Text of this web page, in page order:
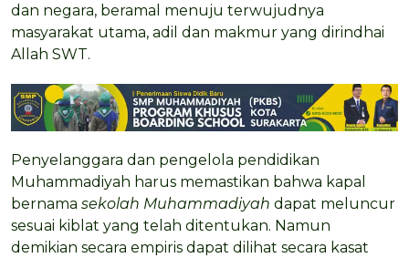
dan negara, beramal menuju terwujudnya
masyarakat utama, adil dan makmur yang dirindhai
Allah SWT.
Penyelanggara dan pengelola pendidikan
Muhammadiyah harus memastikan bahwa kapal
bernama sekolah Muhammadiyah dapat meluncur
sesuai kiblat yang telah ditentukan. Namun
demikian secara empiris dapat dilihat secara kasat